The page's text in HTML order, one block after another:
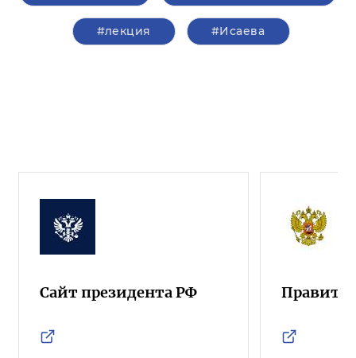
#лекция #Исаева
Сайт президента РФ